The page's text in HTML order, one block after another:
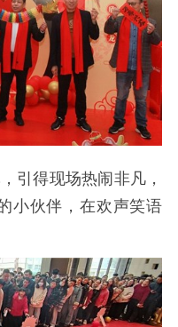
引得现场热闹非凡，
小伙伴，在欢声笑语